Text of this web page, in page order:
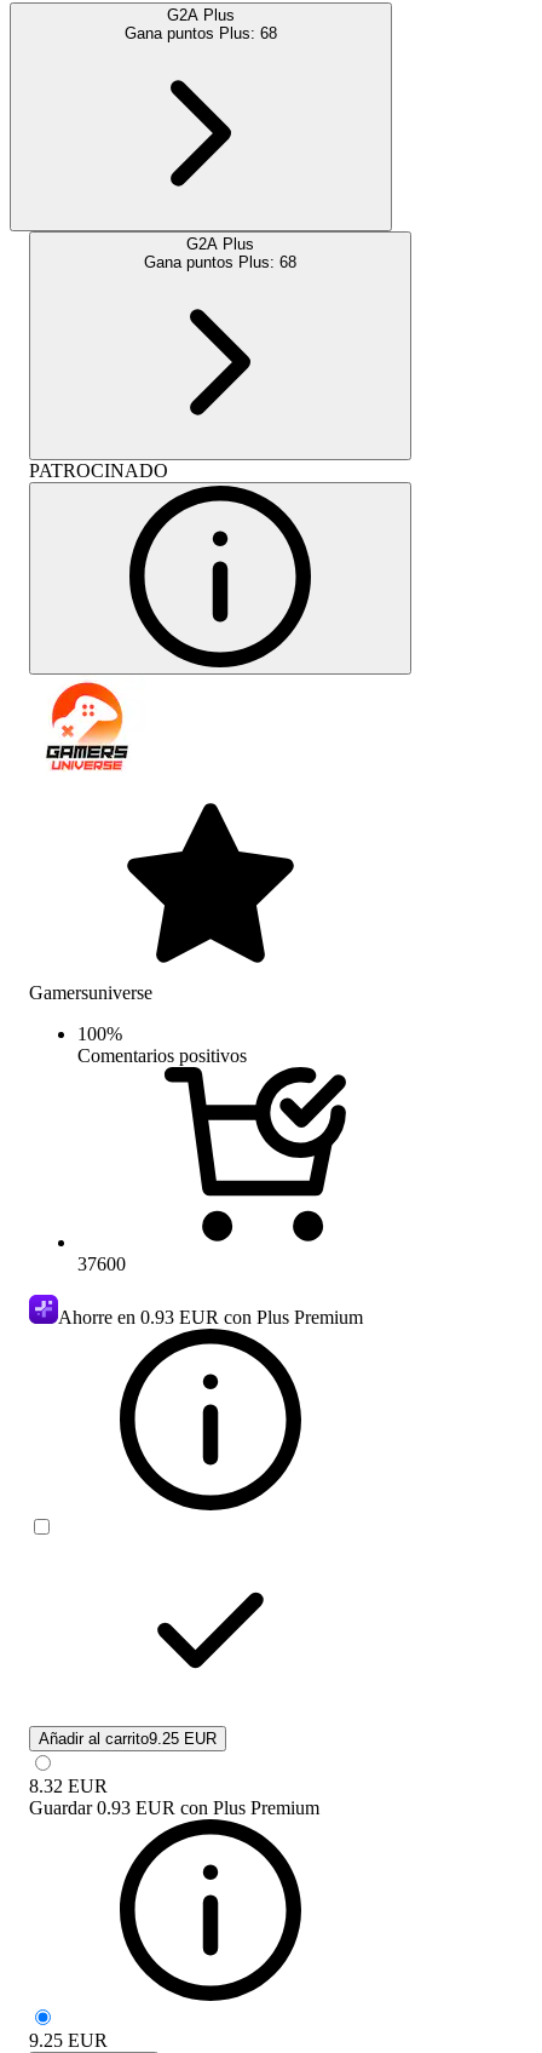
G2A Plus
Gana puntos Plus: 68
G2A Plus
Gana puntos Plus: 68
PATROCINADO
Gamersuniverse
100%
Comentarios positivos
37600
Ahorre en 0.93 EUR con Plus Premium
Añadir al carrito9.25 EUR
8.32 EUR
Guardar 0.93 EUR con Plus Premium
9.25 EUR